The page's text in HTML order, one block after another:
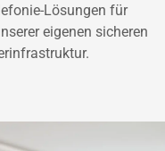
Lösungen für
eigenen sicheren